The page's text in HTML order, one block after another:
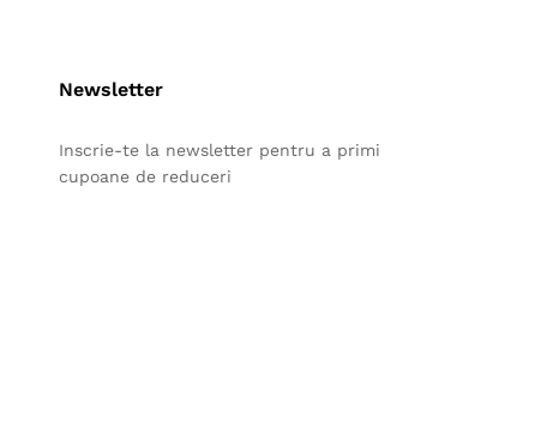
Newsletter
Inscrie-te la newsletter pentru a primi
cupoane de reduceri